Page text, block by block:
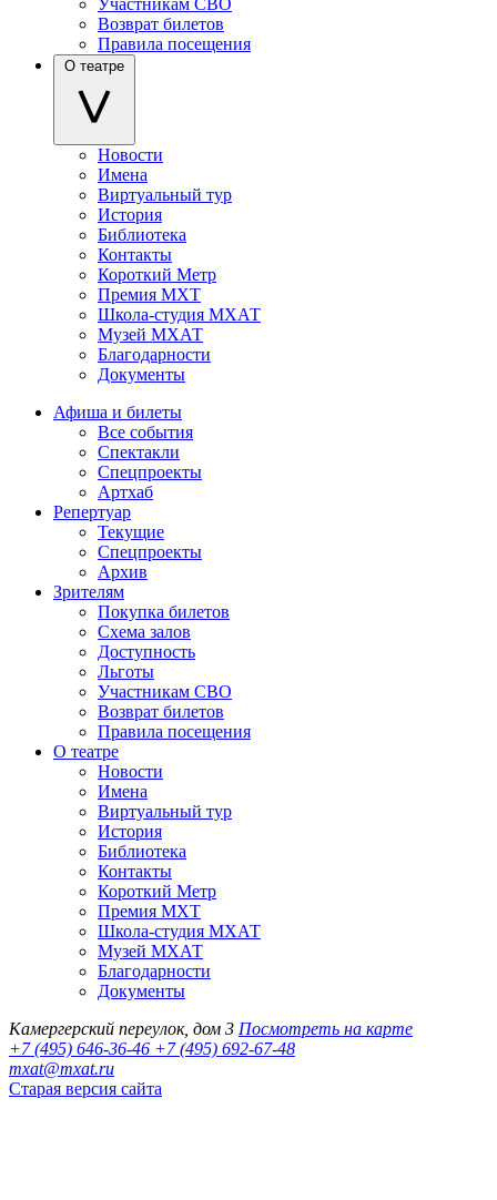
Участникам СВО
Возврат билетов
Правила посещения
О театре
Новости
Имена
Виртуальный тур
История
Библиотека
Контакты
Короткий Метр
Премия МХТ
Школа-студия МХАТ
Музей МХАТ
Благодарности
Документы
Афиша и билеты
Все события
Спектакли
Спецпроекты
Артхаб
Репертуар
Текущие
Спецпроекты
Архив
Зрителям
Покупка билетов
Схема залов
Доступность
Льготы
Участникам СВО
Возврат билетов
Правила посещения
О театре
Новости
Имена
Виртуальный тур
История
Библиотека
Контакты
Короткий Метр
Премия МХТ
Школа-студия МХАТ
Музей МХАТ
Благодарности
Документы
Камергерский переулок, дом 3 Посмотреть на карте
+7 (495) 646-36-46 +7 (495) 692-67-48‬
mxat@mxat.ru
Старая версия сайта